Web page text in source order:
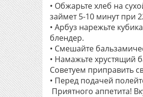
• Обжарьте хлеб на
займет 5-10 минут при
• Арбуз нарежьте
блендер.
• Смешайте
• Намажьте хрустящий
Советуем приправить
• Перед подачей
Приятного аппетита!